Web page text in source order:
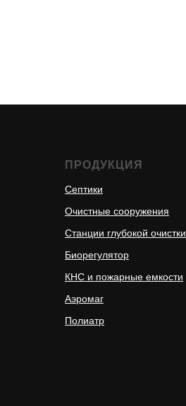
ПРОДУКЦИЯ
Септики
Очистные сооружения
Станции глубокой очистки
Биорегулятор
КНС и пожарные емкости
Аэромаг
Полиатр